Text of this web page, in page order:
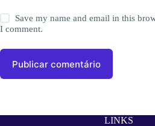
Save my name and email in this
I comment.
Publicar comentário
LINKS